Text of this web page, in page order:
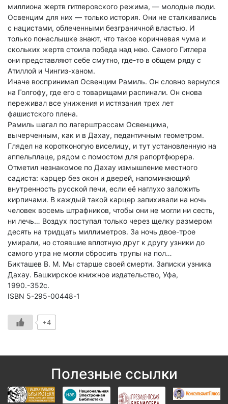
миллиона жертв гитлеровского режима, — молодые люди.
Освенцим для них — только история. Они не сталкивались
с нацистами, облеченными безграничной властью. И
только понаслышке знают, что такое коричневая чума и
скольких жертв стоила победа над нею. Самого Гитлера
они представляют себе смутно, где-то в общем ряду с
Атиллой и Чингиз-ханом.
Иначе воспринимал Освенцим Рамиль. Он словно вернулся
на Голгофу, где его с товарищами распинали. Он снова
переживал все унижения и истязания трех лет
фашистского плена.
Рамиль шагал по лагерштрассам Освенцима,
вычерченным, как и в Дахау, педантичным геометром.
Глядел на коротконогую виселицу, и тут установленную на
аппельплаце, рядом с помостом для рапортфюрера.
Отметил незнакомое по Дахау измышление местного
садиста: карцер без окон и дверей, напоминающий
внутренность русской печи, если её наглухо заложить
кирпичами. В каждый такой карцер запихивали на ночь
человек восемь штрафников, чтобы они не могли ни сесть,
ни лечь… Воздух поступал только через щелку размером
десять на тридцать миллиметров. За ночь двое-трое
умирали, но стоявшие вплотную друг к другу узники до
самого утра не могли сбросить трупы на пол…
Бикташев В. М. Мы старше своей смерти. Записки узника
Дахау. Башкирское книжное издательство, Уфа,
1990.-352с.
ISBN 5-295-00448-1
+4
Полезные ссылки